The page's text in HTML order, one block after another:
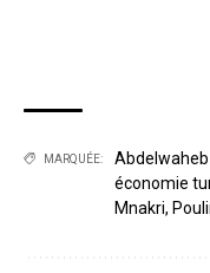
MARQUÉE:
économie
Mnakri,